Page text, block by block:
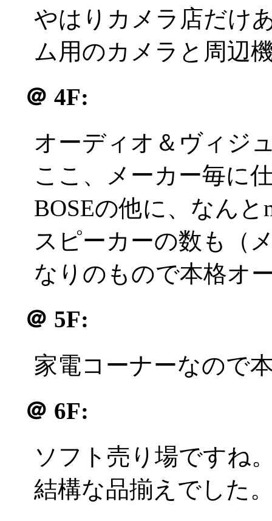
やはりカメラ店だけ
ム用のカメラと周辺
＠ 4F:
オーディオ＆ヴィジ
ここ、メーカー毎に
BOSEの他に、なんと
スピーカーの数も（
なりのもので本格オ
＠ 5F:
家電コーナーなので
＠ 6F:
ソフト売り場ですね
結構な品揃えでした